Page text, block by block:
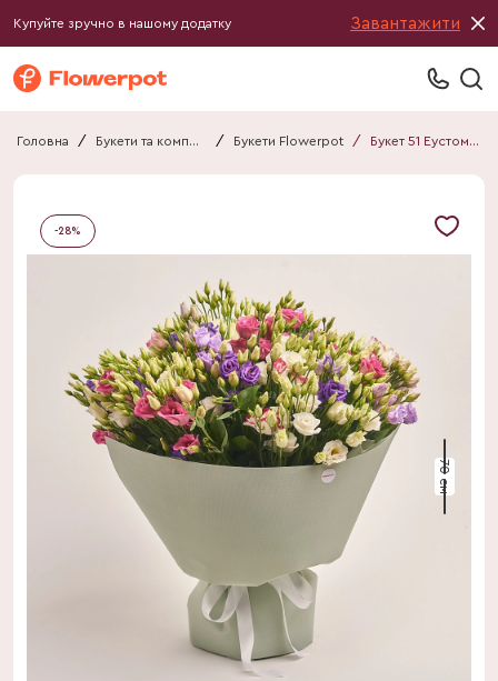
Купуйте зручно в нашому додатку Завантажити
Головна / Букети та композиції / Букети Flowerpot / Букет 51 Еустома Мікс F802
70 см
-28%